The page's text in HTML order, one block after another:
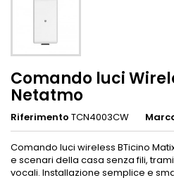
Comando luci
Netatmo
Riferimento TCN4003CW
Comando luci wireless BTicino
e scenari della casa senza fili,
vocali. Installazione semplice e